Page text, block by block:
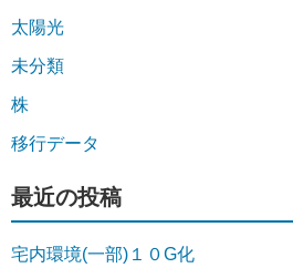
太陽光
未分類
株
移行データ
最近の投稿
宅内環境(一部)１０G化